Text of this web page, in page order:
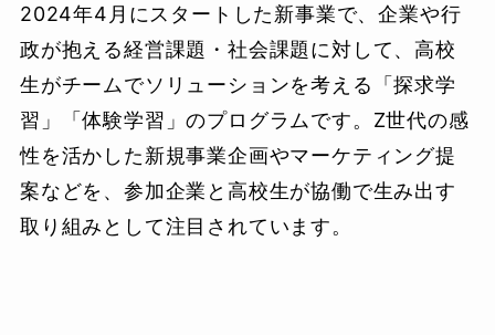
2024年4月にスタートした新事業で、企業や行
政が抱える経営課題・社会課題に対して、高校
生がチームでソリューションを考える「探求学
習」「体験学習」のプログラムです。Z世代の感
性を活かした新規事業企画やマーケティング提
案などを、参加企業と高校生が協働で生み出す
取り組みとして注目されています。